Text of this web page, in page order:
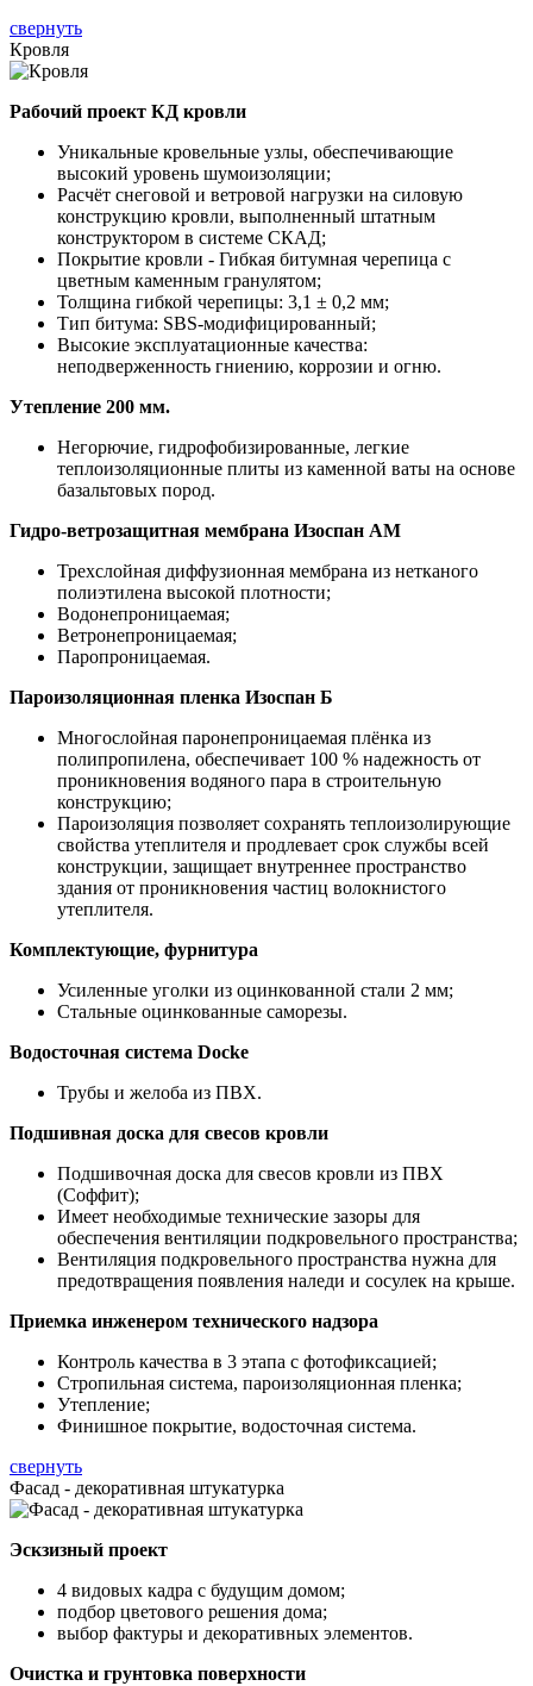
свернуть
Кровля
Рабочий проект КД кровли
Уникальные кровельные узлы, обеспечивающие
высокий уровень шумоизоляции;
Расчёт снеговой и ветровой нагрузки на силовую
конструкцию кровли, выполненный штатным
конструктором в системе СКАД;
Покрытие кровли - Гибкая битумная черепица с
цветным каменным гранулятом;
Толщина гибкой черепицы: 3,1 ± 0,2 мм;
Тип битума: SBS-модифицированный;
Высокие эксплуатационные качества:
неподверженность гниению, коррозии и огню.
Утепление 200 мм.
Негорючие, гидрофобизированные, легкие
теплоизоляционные плиты из каменной ваты на основе
базальтовых пород.
Гидро-ветрозащитная мембрана Изоспан АМ
Трехслойная диффузионная мембрана из нетканого
полиэтилена высокой плотности;
Водонепроницаемая;
Ветронепроницаемая;
Паропроницаемая.
Пароизоляционная пленка Изоспан Б
Многослойная паронепроницаемая плёнка из
полипропилена, обеспечивает 100 % надежность от
проникновения водяного пара в строительную
конструкцию;
Пароизоляция позволяет сохранять теплоизолирующие
свойства утеплителя и продлевает срок службы всей
конструкции, защищает внутреннее пространство
здания от проникновения частиц волокнистого
утеплителя.
Комплектующие, фурнитура
Усиленные уголки из оцинкованной стали 2 мм;
Стальные оцинкованные саморезы.
Водосточная система Docke
Трубы и желоба из ПВХ.
Подшивная доска для свесов кровли
Подшивочная доска для свесов кровли из ПВХ
(Соффит);
Имеет необходимые технические зазоры для
обеспечения вентиляции подкровельного пространства;
Вентиляция подкровельного пространства нужна для
предотвращения появления наледи и сосулек на крыше.
Приемка инженером технического надзора
Контроль качества в 3 этапа с фотофиксацией;
Стропильная система, пароизоляционная пленка;
Утепление;
Финишное покрытие, водосточная система.
свернуть
Фасад - декоративная штукатурка
Эскзизный проект
4 видовых кадра с будущим домом;
подбор цветового решения дома;
выбор фактуры и декоративных элементов.
Очистка и грунтовка поверхности